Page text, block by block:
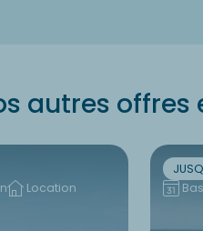
autres offres
Location